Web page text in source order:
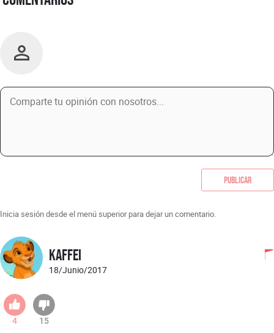
Publicar
Inicia sesión desde el menú superior para dejar un comentario.
Kaffei
18/Junio/2017
4 15